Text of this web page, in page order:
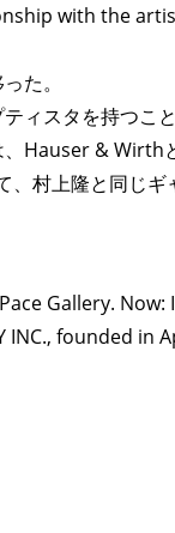
with the
た。
ィスタを持つこ
Hauser & Wirth
村上隆と同じギ
Gallery.
INC., founded in